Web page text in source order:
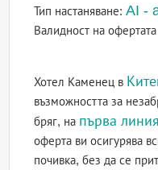
Тип настаняване:AI -
Валидност на
Хотел Каменец в
възможността за
бряг, на първа линия
оферта ви осигурява
почивка, без да се